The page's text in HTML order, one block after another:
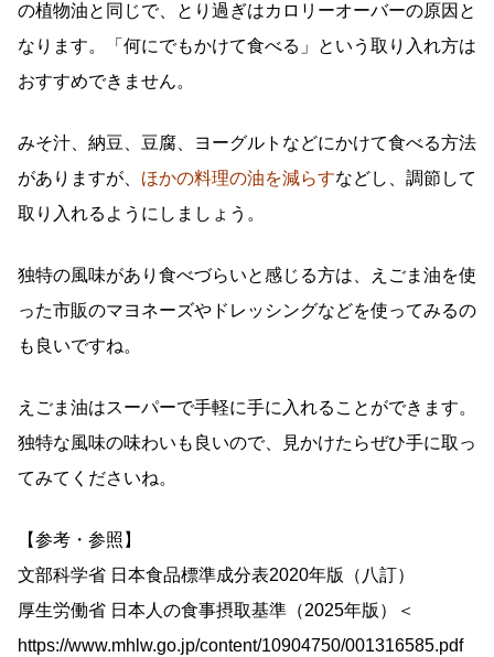
の植物油と同じで、とり過ぎはカロリーオーバーの原因と
なります。「何にでもかけて食べる」という取り入れ方は
おすすめできません。
みそ汁、納豆、豆腐、ヨーグルトなどにかけて食べる方法
がありますが、 ほかの料理の油を減らすなどし、調節して
取り入れるようにしましょう。
独特の風味があり食べづらいと感じる方は、えごま油を使
った市販のマヨネーズやドレッシングなどを使ってみるの
も良いですね。
えごま油はスーパーで手軽に手に入れることができます。
独特な風味の味わいも良いので、見かけたらぜひ手に取っ
てみてくださいね。
【参考・参照】
文部科学省 日本食品標準成分表2020年版（八訂）
厚生労働省 日本人の食事摂取基準（2025年版）＜
https://www.mhlw.go.jp/content/10904750/001316585.pdf